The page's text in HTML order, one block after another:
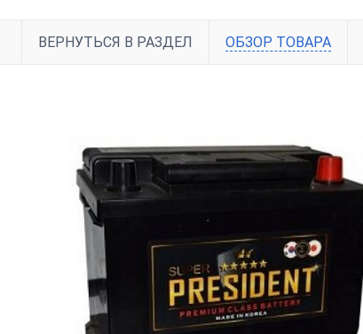
ВЕРНУТЬСЯ В РАЗДЕЛ ОБЗОР ТОВАРА